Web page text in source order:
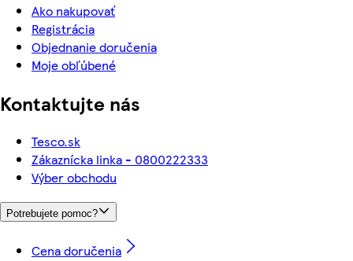
Ako nakupovať
Registrácia
Objednanie doručenia
Moje obľúbené
Kontaktujte nás
Tesco.sk
Zákaznícka linka - 0800222333
Výber obchodu
Potrebujete pomoc?
Cena doručenia